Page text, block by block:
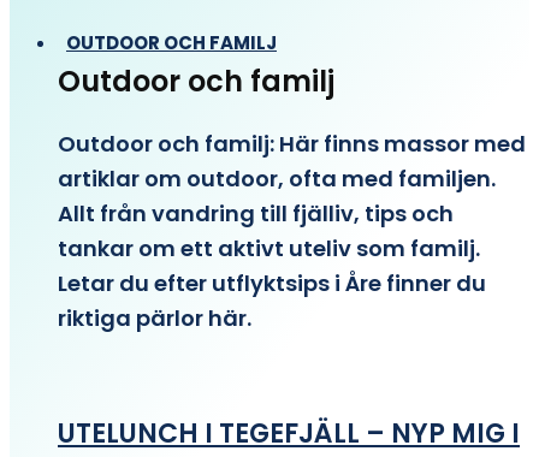
OUTDOOR OCH FAMILJ
Outdoor och familj
Outdoor och familj: Här finns massor med
artiklar om outdoor, ofta med familjen.
Allt från vandring till fjälliv, tips och
tankar om ett aktivt uteliv som familj.
Letar du efter utflyktsips i Åre finner du
riktiga pärlor här.
UTELUNCH I TEGEFJÄLL – NYP MIG I